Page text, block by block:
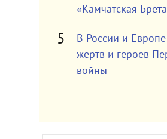
«Камчатская
В России и Европе
жертв и героев
войны